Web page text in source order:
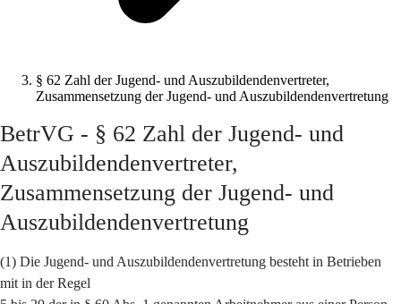
§ 62 Zahl der Jugend- und Auszubildendenvertreter,
Zusammensetzung der Jugend- und Auszubildendenvertretung
BetrVG - § 62 Zahl der Jugend- und
Auszubildendenvertreter,
Zusammensetzung der Jugend- und
Auszubildendenvertretung
(1) Die Jugend- und Auszubildendenvertretung besteht in Betrieben
mit in der Regel